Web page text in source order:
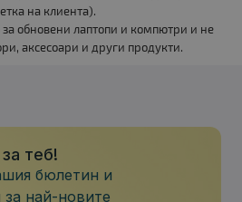
на клиента).
за обновени лаптопи и компютри и не
аксесоари и други продукти.
теб!
бюлетин и
най-новите